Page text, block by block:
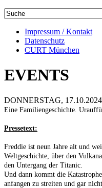
Impressum / Kontakt
Datenschutz
CURT München
EVENTS
DONNERSTAG,
Eine Familiengeschichte.
Pressetext:
Freddie ist neun Jahre alt und
Weltgeschichte, über den
den Untergang der Titanic.
Und dann kommt die
anfangen zu streiten und gar